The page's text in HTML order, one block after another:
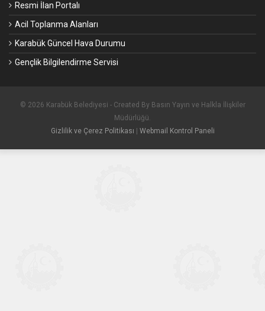
Resmi İlan Portalı
Acil Toplanma Alanları
Karabük Güncel Hava Durumu
Gençlik Bilgilendirme Servisi
© 2026 Karabük Belediyesi - Created By Basın Yayın ve Halkla İlişkiler
Müdürlüğü.
Gizlilik ve Çerez Politikası
Webmail Kontrol Paneli